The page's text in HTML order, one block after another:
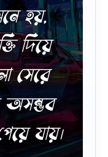
হয়,
দিয়ে
সেরে
অসম্ভব
যায়।